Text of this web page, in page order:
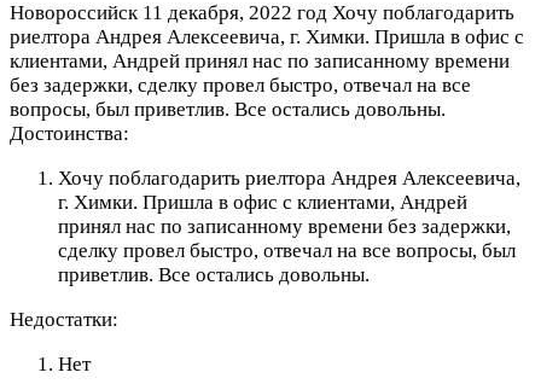
Новороссийск 11 декабря, 2022 год Хочу поблагодарить
риелтора Андрея Алексеевича, г. Химки. Пришла в офис с
клиентами, Андрей принял нас по записанному времени
без задержки, сделку провел быстро, отвечал на все
вопросы, был приветлив. Все остались довольны.
Достоинства:
Хочу поблагодарить риелтора Андрея Алексеевича,
г. Химки. Пришла в офис с клиентами, Андрей
принял нас по записанному времени без задержки,
сделку провел быстро, отвечал на все вопросы, был
приветлив. Все остались довольны.
Недостатки:
Нет